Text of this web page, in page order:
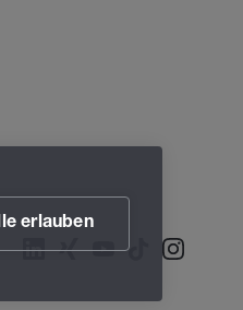
erlauben